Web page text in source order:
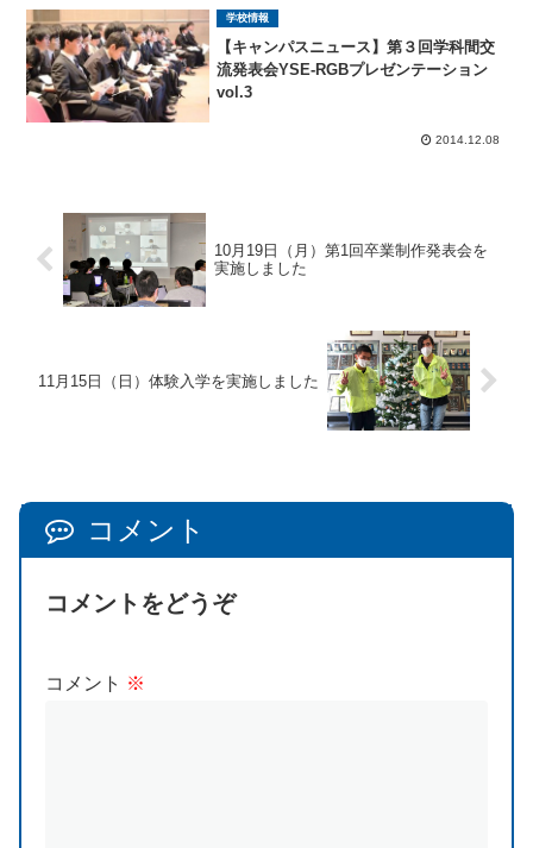
学校情報
【キャンパスニュース】第３回学科間交
流発表会YSE-RGBプレゼンテーション
vol.3
2014.12.08
10月19日（月）第1回卒業制作発表会を
実施しました
11月15日（日）体験入学を実施しました
コメント
コメントをどうぞ
コメント ※